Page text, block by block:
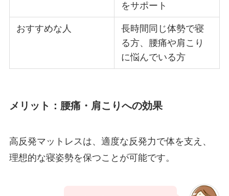
をサポート
おすすめな人
長時間同じ体勢で寝
る方、腰痛や肩こり
に悩んでいる方
メリット：腰痛・肩こりへの効果
高反発マットレスは、適度な反発力で体を支え、
理想的な寝姿勢を保つことが可能です。